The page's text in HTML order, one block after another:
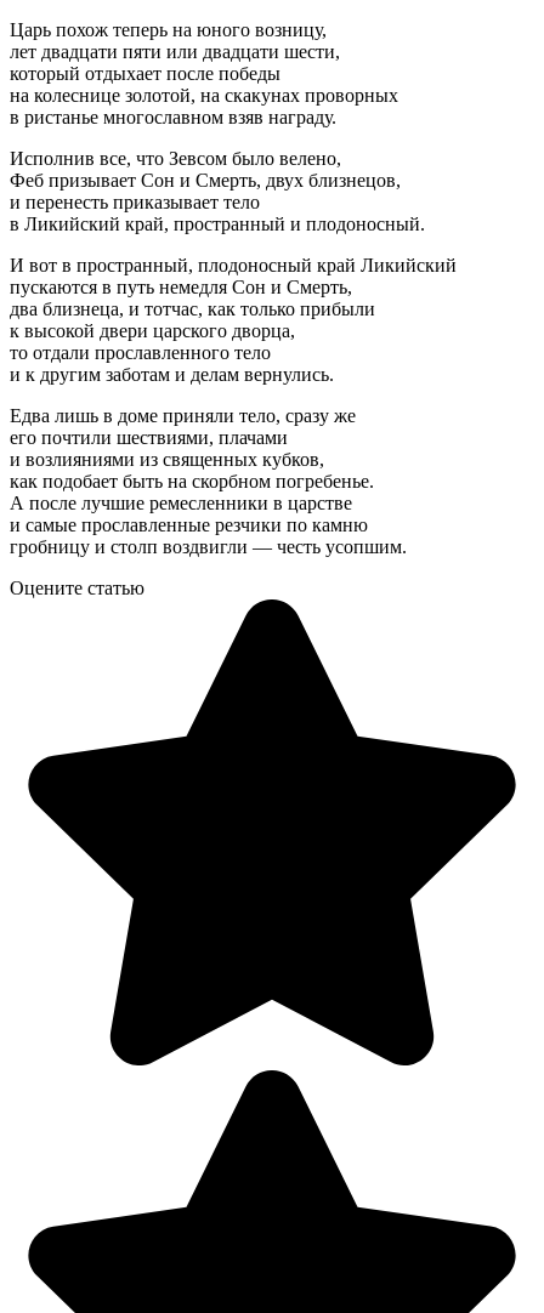
Царь похож теперь на юного возницу,
лет двадцати пяти или двадцати шести,
который отдыхает после победы
на колеснице золотой, на скакунах проворных
в ристанье многославном взяв награду.
Исполнив все, что Зевсом было велено,
Феб призывает Сон и Смерть, двух близнецов,
и перенесть приказывает тело
в Ликийский край, пространный и плодоносный.
И вот в пространный, плодоносный край Ликийский
пускаются в путь немедля Сон и Смерть,
два близнеца, и тотчас, как только прибыли
к высокой двери царского дворца,
то отдали прославленного тело
и к другим заботам и делам вернулись.
Едва лишь в доме приняли тело, сразу же
его почтили шествиями, плачами
и возлияниями из священных кубков,
как подобает быть на скорбном погребенье.
А после лучшие ремесленники в царстве
и самые прославленные резчики по камню
гробницу и столп воздвигли — честь усопшим.
Оцените статью